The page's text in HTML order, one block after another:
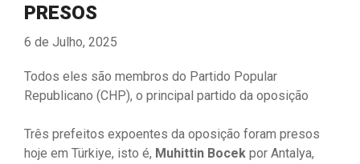
PRESOS
6 de Julho, 2025
Todos eles são membros do Partido Popular
Republicano (CHP), o principal partido da oposição
Três prefeitos expoentes da oposição foram presos
hoje em Türkiye, isto é, Muhittin Bocek por Antalya,